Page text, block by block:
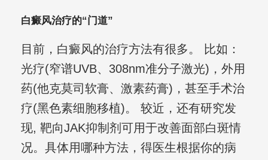
白癜风治疗的“门道”
目前，白癜风的治疗方法有很多。 比如：
光疗(窄谱UVB、308nm准分子激光)，外用
药(他克莫司软膏、激素药膏)，甚至手术治
疗(黑色素细胞移植)。 较近，还有研究发
现, 靶向JAK抑制剂可用于改善面部白斑情
况。具体用哪种方法，得医生根据你的病